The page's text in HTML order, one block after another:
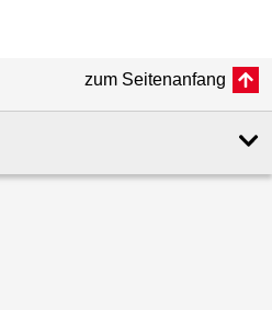
zum Seitenanfang